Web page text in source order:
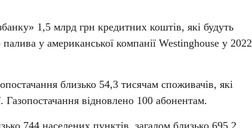
1,5 млрд грн кредитних коштів, які будуть
у американської компанії Westinghouse у 2022
близько 54,3 тисячам споживачів, які
Газопостачання відновлено 100 абонентам.
744 населених пунктів, загалом близько 695,2